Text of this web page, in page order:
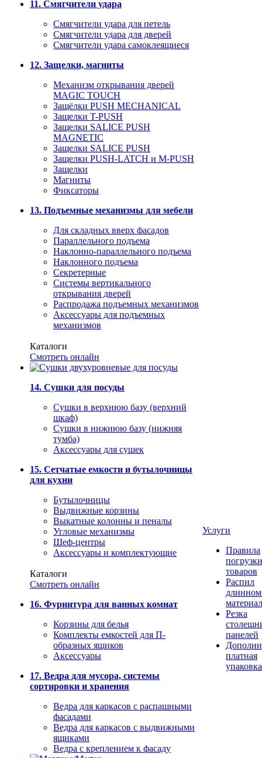
11. Смягчители удара
Смягчители удара для петель
Смягчители удара для дверей
Cмягчители удара самоклеящиеся
12. Защелки, магниты
Механизм открывания дверей
MAGIC TOUCH
Защёлки PUSH MECHANICAL
Защелки T-PUSH
Защелки SALICE PUSH
MAGNETIC
Защелки SALICE PUSH
Защелки PUSH-LATCH и M-PUSH
Защелки
Магниты
Фиксаторы
13. Подъемные механизмы для мебели
Для складных вверх фасадов
Параллельного подъема
Наклонно-параллельного подъема
Наклонного подъема
Секретерные
Системы вертикального
открывания дверей
Распродажа подъемных механизмов
Аксессуары для подъемных
механизмов
Каталоги
Смотреть онлайн
14. Сушки для посуды
Сушки в верхнюю базу (верхний
шкаф)
Сушки в нижнюю базу (нижняя
тумба)
Аксессуары для сушек
15. Сетчатые емкости и бутылочницы
для кухни
Бутылочницы
Выдвижные корзины
Выкатные колонны и пеналы
Угловые механизмы
Шеф-центры
Аксессуары и комплектующие
Каталоги
Смотреть онлайн
16. Фурнитура для ванных комнат
Корзины для белья
Комплекты емкостей для П-
образных ящиков
Аксессуары
17. Ведра для мусора, системы
сортировки и хранения
Ведра для каркасов с распашными
фасадами
Ведра для каркасов с выдвижными
ящиками
Ведра с креплением к фасаду
Услуги
Правила
погрузки
товаров
Распил
Резка
панелей
платная
упаковка